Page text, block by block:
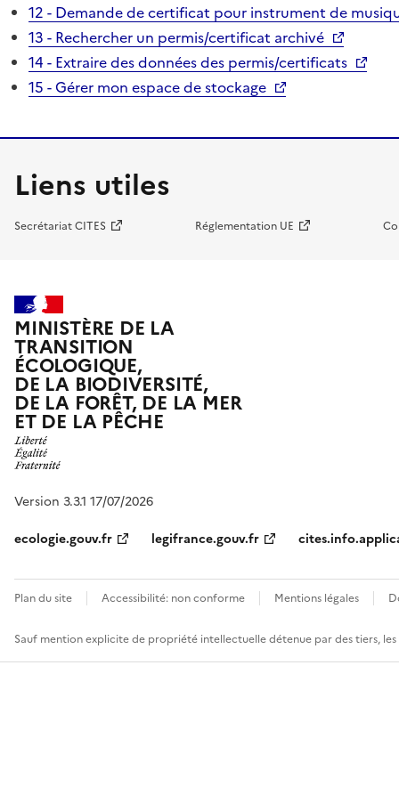
12 - Demande de certificat pour instrument de
13 - Rechercher un permis/certificat archivé
14 - Extraire des données des permis/certificats
15 - Gérer mon espace de stockage
Liens utiles
Secrétariat CITES Réglementation UE
MINISTÈRE DE LA
TRANSITION
ÉCOLOGIQUE,
DE LA BIODIVERSITÉ,
DE LA FORÊT, DE LA MER
ET DE LA PÊCHE
Version 3.3.1 17/07/2026
ecologie.gouv.fr
legifrance.gouv.fr
Plan du site Accessibilité: non conforme Mentions légales
Sauf mention explicite de propriété intellectuelle détenue par des tiers,